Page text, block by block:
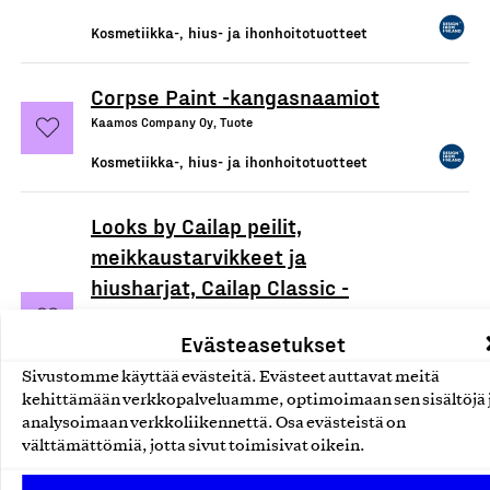
Evästeasetukset
Sivustomme käyttää evästeitä. Evästeet auttavat meitä
kehittämään verkkopalveluamme, optimoimaan sen sisältöjä
analysoimaan verkkoliikennettä. Osa evästeistä on
välttämättömiä, jotta sivut toimisivat oikein.
Kosmetiikka-, hius- ja ihonhoitotuotteet
Corpse Paint -kangasnaamiot
Kaamos Company Oy, Tuote
Kosmetiikka-, hius- ja ihonhoitotuotteet
Looks by Cailap peilit,
meikkaustarvikkeet ja
hiusharjat, Cailap Classic -
& Coloured-hiusharjat
Cailap Oy Marketing, Tuote
Kosmetiikka-, hius- ja ihonhoitotuotteet
MUOTO